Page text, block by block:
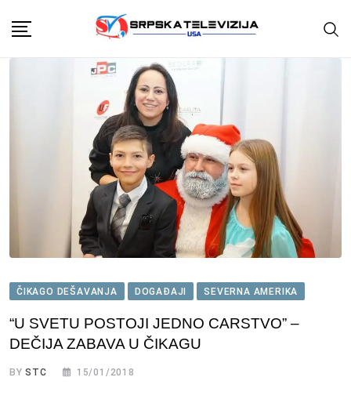
content
ČIKAGO DEŠAVANJA DOGAĐAJI SEVERNA AMERIKA
“U SVETU POSTOJI JEDNO CARSTVO” –
DEČIJA ZABAVA U ČIKAGU
BYSTC 15/01/2018